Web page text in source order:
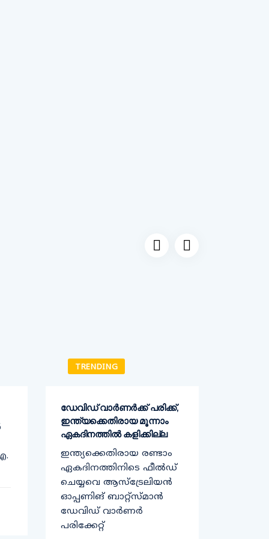
TRENDING
ഡേവിഡ് വാര്‍ണര്‍ക്ക് പരിക്ക്,
ഇന്ത്യക്കെതിരായ മൂന്നാം
ഏകദിനത്തില്‍ കളിക്കില്ല
ഇന്ത്യക്കെതിരായ രണ്ടാം
ഏകദിനത്തിനിടെ ഫീൽഡ്
ചെയ്യവെ ആസ്‌ട്രേലിയന്‍
ഓപ്പണിങ് ബാറ്റ്സ്മാന്‍
ഡേവിഡ് വാർണർ
പരിക്കേറ്റ്